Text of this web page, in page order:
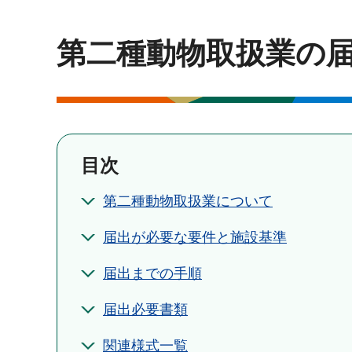
第二種動物取扱業の
目次
第二種動物取扱業について
届出が必要な要件と施設基準
届出までの手順
届出必要書類
関連様式一覧